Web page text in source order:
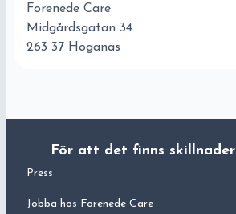
Forenede Care
Midgårdsgatan 34
263 37 Höganäs
För att det finns skillnader
Press
Jobba hos Forenede Care